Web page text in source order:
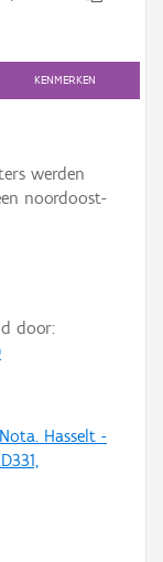
KENMERKEN
werden
noordoost-
door:
Hasselt -